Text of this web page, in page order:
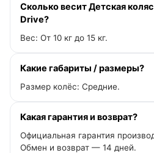
Сколько весит Детская
Drive?
Вес: От 10 кг до 15 кг.
Какие габариты / размеры?
Размер колёс: Средние.
Какая гарантия и возврат?
Официальная гарантия
Обмен и возврат — 14 дней.